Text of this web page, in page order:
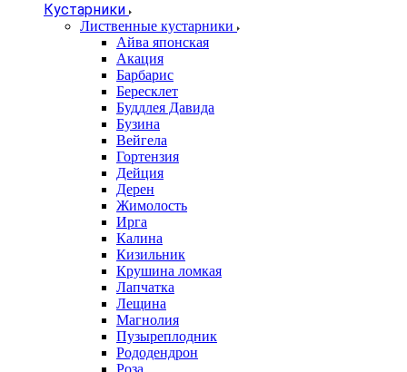
Кустарники
Лиственные кустарники
Айва японская
Акация
Барбарис
Бересклет
Буддлея Давида
Бузина
Вейгела
Гортензия
Дейция
Дерен
Жимолость
Ирга
Калина
Кизильник
Крушина ломкая
Лапчатка
Лещина
Магнолия
Пузыреплодник
Рододендрон
Роза